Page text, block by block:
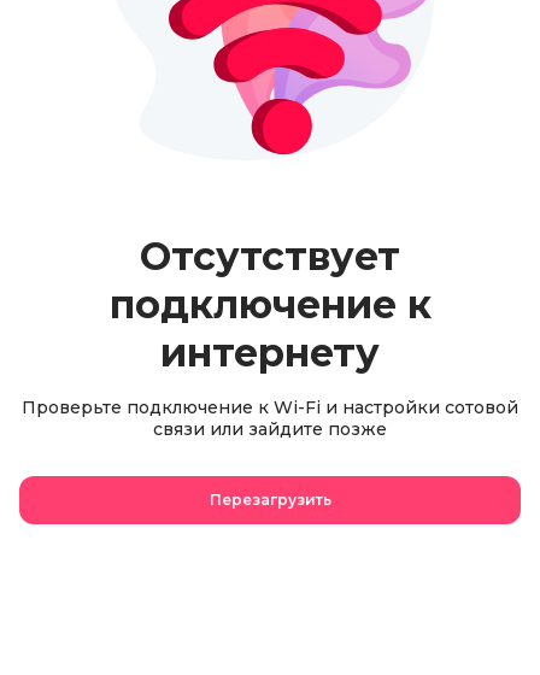
Отсутствует
подключение к
интернету
Проверьте подключение к Wi-Fi и настройки сотовой
связи или зайдите позже
Перезагрузить